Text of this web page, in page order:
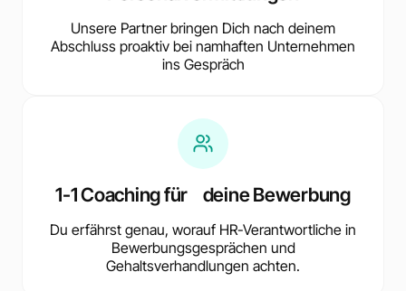
Unsere Partner bringen Dich nach deinem
Abschluss proaktiv bei namhaften Unternehmen
ins Gespräch
1-1 Coaching für deine Bewerbung
Du erfährst genau, worauf HR-Verantwortliche in
Bewerbungsgesprächen und
Gehaltsverhandlungen achten.